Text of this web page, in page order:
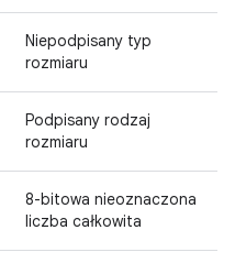
Niepodpisany typ
rozmiaru
Podpisany rodzaj
rozmiaru
8-bitowa nieoznaczona
liczba całkowita